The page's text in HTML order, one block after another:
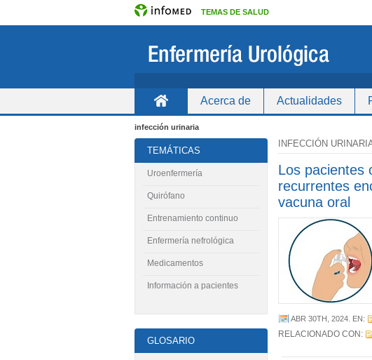
TEMAS DE SALUD
Acerca de Actualidades
infección urinaria
INFECCIÓN
Los pacientes
recurrentes
vacuna oral
ABR 30TH, 2024. EN:
RELACIONADO CON:
TEMÁTICAS
Uroenfermería
Quirófano
Entrenamiento continuo
Enfermería nefrológica
Medicamentos
Información a pacientes
GLOSARIO